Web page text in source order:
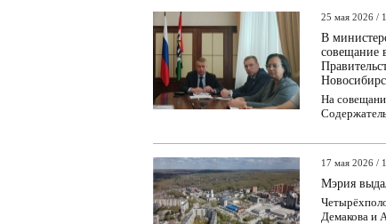
25 мая 2026 /
В
совещание
На
17 мая 2026 /
Мэрия
Демакова и